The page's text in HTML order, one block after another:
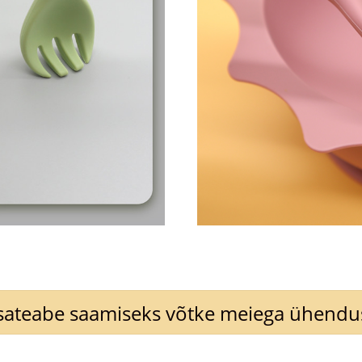
saamiseks võtke meiega